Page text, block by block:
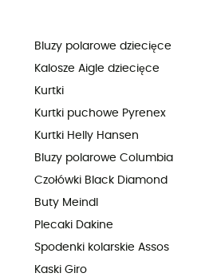
Bluzy polarowe dziecięce
Kalosze Aigle dziecięce
Kurtki
Kurtki puchowe Pyrenex
Kurtki Helly Hansen
Bluzy polarowe Columbia
Czołówki Black Diamond
Buty Meindl
Plecaki Dakine
Spodenki kolarskie Assos
Kaski Giro